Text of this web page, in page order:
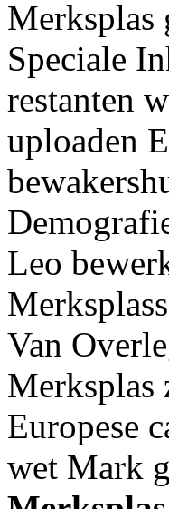
Merksplas
Speciale
restanten
uploaden
Leo
Van
Merksplas
Europese
wet Mark